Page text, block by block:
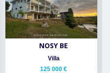
NOSY BE
Villa
125 000 €